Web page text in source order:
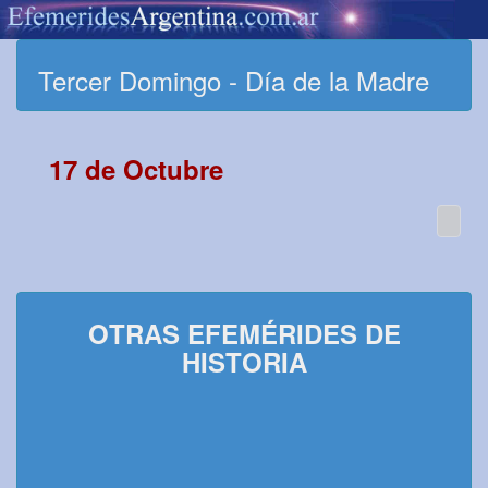
Tercer Domingo - Día de la Madre
17 de Octubre
OTRAS EFEMÉRIDES DE
HISTORIA